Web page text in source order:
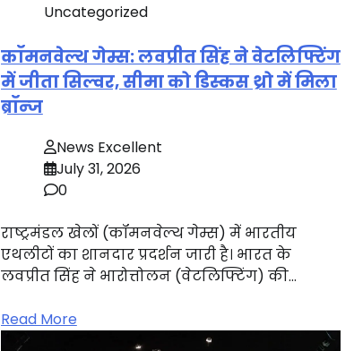
Uncategorized
कॉमनवेल्थ गेम्स: लवप्रीत सिंह ने वेटलिफ्टिंग
में जीता सिल्वर, सीमा को डिस्कस थ्रो में मिला
ब्रॉन्ज
News Excellent
July 31, 2026
0
राष्ट्रमंडल खेलों (कॉमनवेल्थ गेम्स) में भारतीय
एथलीटों का शानदार प्रदर्शन जारी है। भारत के
लवप्रीत सिंह ने भारोत्तोलन (वेटलिफ्टिंग) की…
Read More